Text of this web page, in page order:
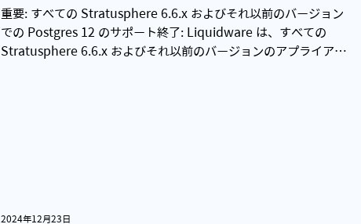
重要: すべての Stratusphere 6.6.x およびそれ以前のバージョン
での Postgres 12 のサポート終了: Liquidware は、すべての
Stratusphere 6.6.x およびそれ以前のバージョンのアプライアン
2024年12月23日